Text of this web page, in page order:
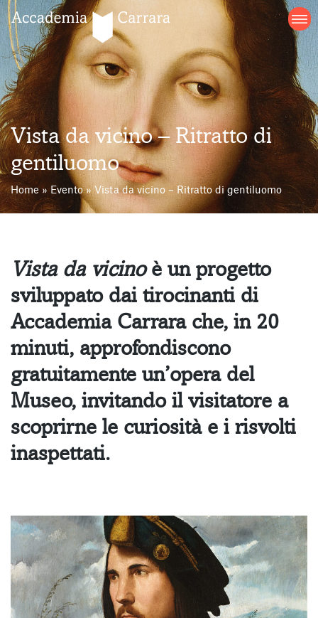
Salta
al
contenuto
Vista da vicino – Ritratto di
gentiluomo
Home» Evento»Vista da vicino – Ritratto di gentiluomo
Vista da vicinoè un progetto
sviluppato dai tirocinanti di
Accademia Carrara che, in 20
minuti, approfondiscono
gratuitamente un’opera del
Museo, invitando il visitatore a
scoprirne le curiosità e i risvolti
inaspettati.